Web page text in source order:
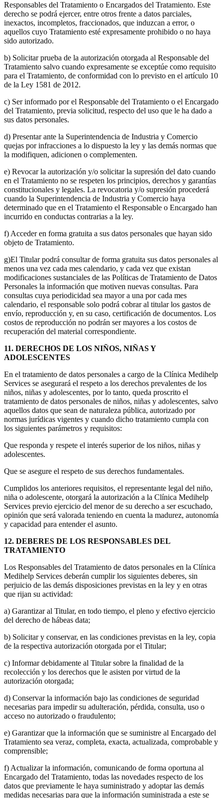
Responsables del Tratamiento o Encargados del Tratamiento. Este
derecho se podrá ejercer, entre otros frente a datos parciales,
inexactos, incompletos, fraccionados, que induzcan a error, o
aquellos cuyo Tratamiento esté expresamente prohibido o no haya
sido autorizado.
b) Solicitar prueba de la autorización otorgada al Responsable del
Tratamiento salvo cuando expresamente se exceptúe como requisito
para el Tratamiento, de conformidad con lo previsto en el artículo 10
de la Ley 1581 de 2012.
c) Ser informado por el Responsable del Tratamiento o el Encargado
del Tratamiento, previa solicitud, respecto del uso que le ha dado a
sus datos personales.
d) Presentar ante la Superintendencia de Industria y Comercio
quejas por infracciones a lo dispuesto la ley y las demás normas que
la modifiquen, adicionen o complementen.
e) Revocar la autorización y/o solicitar la supresión del dato cuando
en el Tratamiento no se respeten los principios, derechos y garantías
constitucionales y legales. La revocatoria y/o supresión procederá
cuando la Superintendencia de Industria y Comercio haya
determinado que en el Tratamiento el Responsable o Encargado han
incurrido en conductas contrarias a la ley.
f) Acceder en forma gratuita a sus datos personales que hayan sido
objeto de Tratamiento.
g)El Titular podrá consultar de forma gratuita sus datos personales al
menos una vez cada mes calendario, y cada vez que existan
modificaciones sustanciales de las Políticas de Tratamiento de Datos
Personales la información que motiven nuevas consultas. Para
consultas cuya periodicidad sea mayor a una por cada mes
calendario, el responsable solo podrá cobrar al titular los gastos de
envío, reproducción y, en su caso, certificación de documentos. Los
costos de reproducción no podrán ser mayores a los costos de
recuperación del material correspondiente.
11. DERECHOS DE LOS NIÑOS, NIÑAS Y
ADOLESCENTES
En el tratamiento de datos personales a cargo de la Clínica Medihelp
Services se asegurará el respeto a los derechos prevalentes de los
niños, niñas y adolescentes, por lo tanto, queda proscrito el
tratamiento de datos personales de niños, niñas y adolescentes, salvo
aquellos datos que sean de naturaleza pública, autorizado por
normas jurídicas vigentes y cuando dicho tratamiento cumpla con
los siguientes parámetros y requisitos:
Que responda y respete el interés superior de los niños, niñas y
adolescentes.
Que se asegure el respeto de sus derechos fundamentales.
Cumplidos los anteriores requisitos, el representante legal del niño,
niña o adolescente, otorgará la autorización a la Clínica Medihelp
Services previo ejercicio del menor de su derecho a ser escuchado,
opinión que será valorada teniendo en cuenta la madurez, autonomía
y capacidad para entender el asunto.
12. DEBERES DE LOS RESPONSABLES DEL
TRATAMIENTO
Los Responsables del Tratamiento de datos personales en la Clínica
Medihelp Services deberán cumplir los siguientes deberes, sin
perjuicio de las demás disposiciones previstas en la ley y en otras
que rijan su actividad:
a) Garantizar al Titular, en todo tiempo, el pleno y efectivo ejercicio
del derecho de hábeas data;
b) Solicitar y conservar, en las condiciones previstas en la ley, copia
de la respectiva autorización otorgada por el Titular;
c) Informar debidamente al Titular sobre la finalidad de la
recolección y los derechos que le asisten por virtud de la
autorización otorgada;
d) Conservar la información bajo las condiciones de seguridad
necesarias para impedir su adulteración, pérdida, consulta, uso o
acceso no autorizado o fraudulento;
e) Garantizar que la información que se suministre al Encargado del
Tratamiento sea veraz, completa, exacta, actualizada, comprobable y
comprensible;
f) Actualizar la información, comunicando de forma oportuna al
Encargado del Tratamiento, todas las novedades respecto de los
datos que previamente le haya suministrado y adoptar las demás
medidas necesarias para que la información suministrada a este se